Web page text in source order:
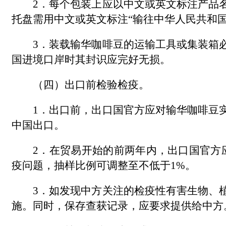
2．每个包装上应以中文或英文标注产
托盘需用中文或英文标注“输往中华人民共和国
3．装载输华咖啡豆的运输工具或集装
国进境口岸时其封识应完好无损。
（四）出口前检验检疫。
1．出口前，出口国官方应对输华咖啡
中国出口。
2．在贸易开始的前两年内，出口国官
疫问题，抽样比例可调整至不低于1%。
3．如发现中方关注的检疫性有害生物
施。同时，保存查获记录，应要求提供给中方